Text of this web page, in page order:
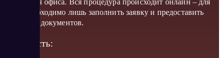
этого необходимо лишь заполнить заявку и предоставить
несколько документов.
Стоимость: